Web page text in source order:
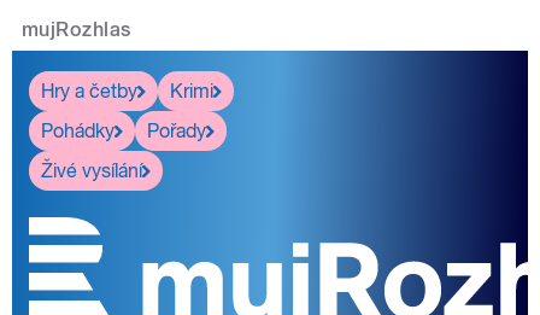
mujRozhlas
Hry a četby
Krimi
Pohádky
Pořady
Živé vysílání